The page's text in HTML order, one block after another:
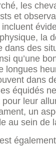
les
et
la
dans des
qu’une
longues
dans
équidés
pour leur
un
au sein de